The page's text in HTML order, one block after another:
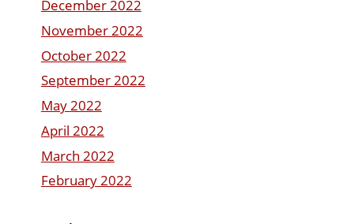
December 2022
November 2022
October 2022
September 2022
May 2022
April 2022
March 2022
February 2022